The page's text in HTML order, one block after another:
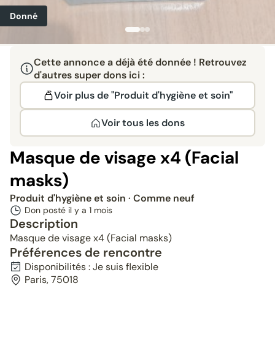
Donné
Cette annonce a déjà été donnée ! Retrouvez
d'autres super dons ici :
Voir plus de "Produit d'hygiène et soin"
Voir tous les dons
Masque de visage x4 (Facial
masks)
Produit d'hygiène et soin · Comme neuf
Don posté il y a 1 mois
Description
Masque de visage x4 (Facial masks)
Préférences de rencontre
Disponibilités : Je suis flexible
Paris, 75018